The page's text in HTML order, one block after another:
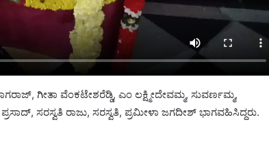
ಗೀತಾ ವೆಂಕಟೇಶರೆಡ್ಡಿ, ಎಂ ಲಕ್ಷ್ಮೀದೇವಮ್ಮ, ಸುವರ್ಣಮ್ಮ,
ಸರಸ್ವತಿ ರಾಜು, ಸರಸ್ವತಿ, ಪ್ರಮೀಳಾ ಜಗದೀಶ್ ಭಾಗವಹಿಸಿದ್ದರು.